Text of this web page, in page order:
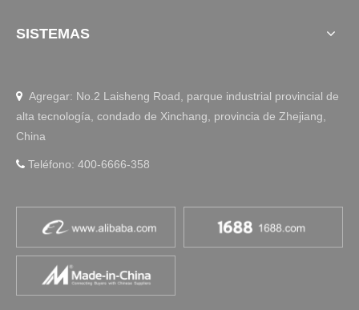
SISTEMAS
 Agregar: No.2 Laisheng Road, parque industrial provincial de
alta tecnología, condado de Xinchang, provincia de Zhejiang,
China
 Teléfono: 400-6666-358